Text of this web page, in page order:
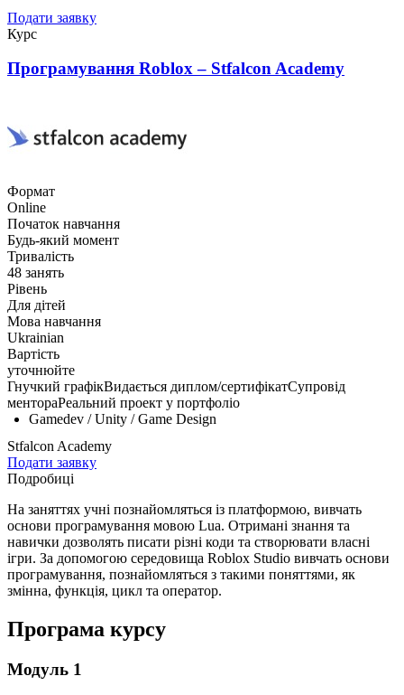
Подати заявку
Курс
Програмування Roblox – Stfalcon Academy
Формат
Online
Початок навчання
Будь-який момент
Тривалість
48 занять
Рівень
Для дітей
Мова навчання
Ukrainian
Вартість
уточнюйте
Гнучкий графікВидається диплом/сертифікатСупровід
ментораРеальний проект у портфоліо
Gamedev / Unity / Game Design
Stfalcon Academy
Подати заявку
Подробиці
На заняттях учні познайомляться із платформою, вивчать
основи програмування мовою Lua. Отримані знання та
навички дозволять писати різні коди та створювати власні
ігри. За допомогою середовища Roblox Studio вивчать основи
програмування, познайомляться з такими поняттями, як
змінна, функція, цикл та оператор.
Програма курсу
Модуль 1